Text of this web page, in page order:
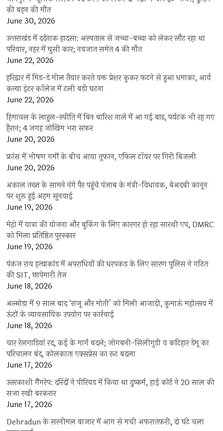
की बहन की मौत
June 30, 2026
उत्‍तराखंड में दर्दनाक हादसा: अस्पताल से जच्चा-बच्चा को लेकर लौट रहा था
परिवार, नहर में घुसी कार; नवजात समेत 4 की मौत
June 22, 2026
हरिद्वार में मिड-डे मील तैयार करते वक्त प्रेशर कुकर फटने से हुआ धमाका, आर्य
कन्या इंटर कॉलेज में टली बड़ी घटना
June 22, 2026
हिमाचल के लाहुल-स्पीति में बिन बारिश नाले में आ गई बाढ़, पर्यटक भी रह गए
हैरान; 4 जगह जोखिम भरा सफर
June 20, 2026
फ्रांस में भीषण गर्मी के बीच आया तूफान, एफिल टॉवर पर गिरी बिजली
June 20, 2026
अकाल तख्त के सामने नंगे पैर पहुंचे पंजाब के मंत्री-विधायक, बेअदबी कानून
पर शुरू हुई अहम सुनवाई
June 19, 2026
मेट्रो में यात्रा की योजना और बुकिंग के लिए कारगर हो रहा सारथी एप, DMRC
को मिला प्रतिष्ठित पुरस्कार
June 19, 2026
पंकज राय हत्याकांड में अपराधियों की धरपकड़ के लिए सारण पुलिस ने गठित
की SIT, छापेमारी तेज
June 18, 2026
अल्मोड़ा में 9 साल बाद ‘राजू और मोती’ को मिली आजादी, कुमाऊं महोत्सव में
ऊंटों के व्यावसायिक उपयोग पर कार्रवाई
June 18, 2026
चार रेलगाड़ियां रद, कई के मार्ग बदले; जोगबनी-सिलीगुड़ी व कटिहार डेमू का
परिचालन बंद, कोलकाता एक्सप्रेस का रूट बदला
June 17, 2026
उत्तरकाशी गैंगरेप: दरिंदों ने पीरियड में किया था दुष्कर्म, हाई कोर्ट ने 20 साल की
सजा रखी बरकरार
June 17, 2026
Dehradun के सरनीमल बाजार में आग से मची अफरातफरी, दो घंटे चला